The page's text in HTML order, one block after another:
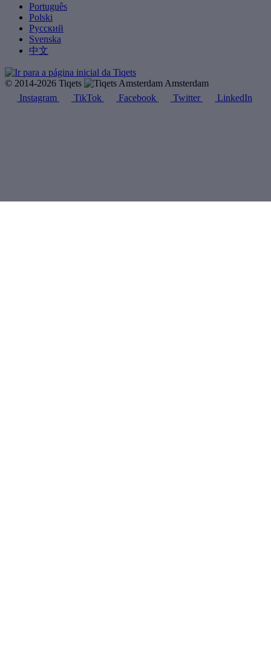
Português
Polski
Русский
Svenska
中文
© 2014-2026 Tiqets
Amsterdam
Instagram
TikTok Facebook Twitter LinkedIn